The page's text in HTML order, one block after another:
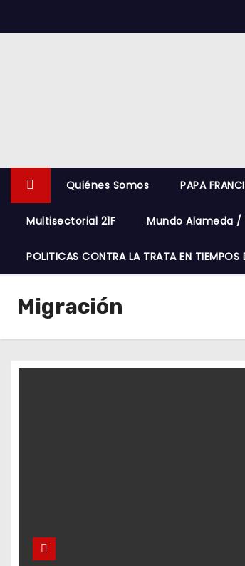
k
n
Quiénes Somos PAPA
Multisectorial 21F Mundo Alameda /
POLITICAS CONTRA LA TRATA EN TIEMPOS
Migración